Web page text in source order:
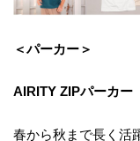
＜パーカー＞
AIRITY ZIPパーカー
春から秋まで長く活